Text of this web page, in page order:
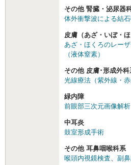
その他 腎臓・泌尿器
体外衝撃波による結石
皮膚（あざ・いぼ・ほ
あざ・ほくろのレー
（液体窒素）
その他 皮膚･形成外科
光線療法（紫外線・赤
緑内障
前眼部三次元画像解析
中耳炎
鼓室形成手術
その他 耳鼻咽喉科系
喉頭内視鏡検査
副